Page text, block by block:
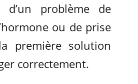
d’un problème de
ou de prise
première solution
correctement.